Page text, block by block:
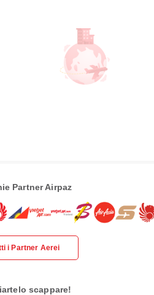
Partner Airpaz
i Partner Aerei
scappare!